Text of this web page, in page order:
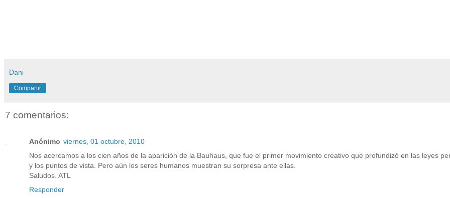
Dani
Compartir
7 comentarios:
Anónimo viernes, 01 octubre, 2010
Nos acercamos a los cien años de la aparición de la Bauhaus, que fue el primer movimiento creativo que profundizó en las leyes
y los puntos de vista. Pero aún los seres humanos muestran su sorpresa ante ellas.
Saludos. ATL
Responder